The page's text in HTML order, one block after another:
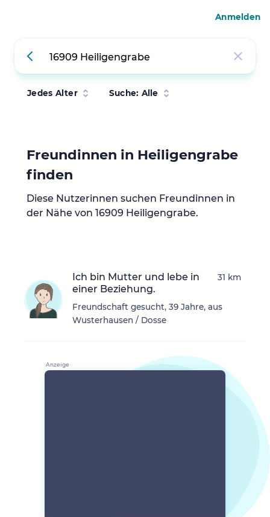
Jedes Alter Suche: Alle
Freundinnen in Heiligengrabe
finden
Diese Nutzerinnen suchen Freundinnen in
der Nähe von 16909 Heiligengrabe.
Ich bin Mutter und lebe in
einer Beziehung.
Freundschaft gesucht, 39 Jahre, aus
Wusterhausen / Dosse
31 km
Anmelden